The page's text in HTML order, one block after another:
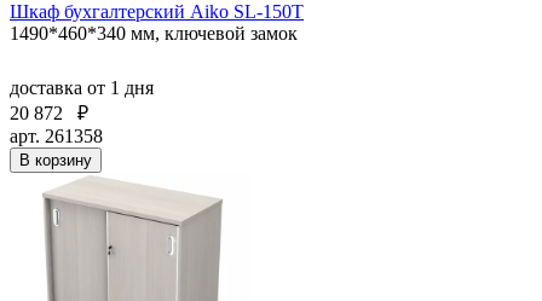
Шкаф бухгалтерский Aiko SL-150T
1490*460*340 мм, ключевой замок
доставка от 1 дня
20 872
₽
арт. 261358
В корзину